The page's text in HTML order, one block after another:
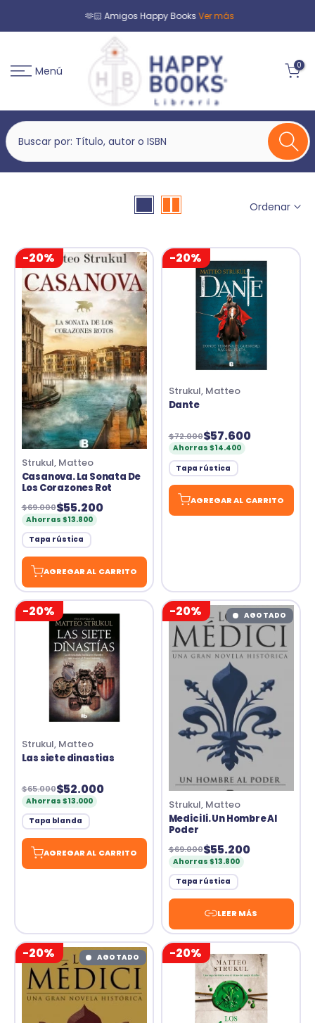
🫶🏻 Amigos Happy BooksVer más
Menú 0
Ordenar
-20%
Strukul, Matteo
Casanova. La Sonata De
Los Corazones Rot
$69.000$55.200
Ahorras $13.800
Tapa rústica
AGREGAR AL CARRITO
-20%
Strukul, Matteo
Dante
$72.000$57.600
Ahorras $14.400
Tapa rústica
AGREGAR AL CARRITO
-20%
Strukul, Matteo
Las siete dinastias
$65.000$52.000
Ahorras $13.000
Tapa blanda
AGREGAR AL CARRITO
-20% AGOTADO
Strukul, Matteo
Medici Ii. Un Hombre Al
Poder
$69.000$55.200
Ahorras $13.800
Tapa rústica
LEER MÁS
-20% AGOTADO -20%